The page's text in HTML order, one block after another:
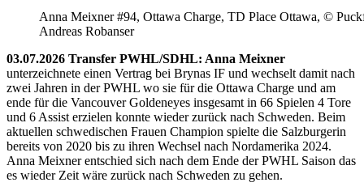
Anna Meixner #94, Ottawa Charge, TD Place Ottawa, ©
Andreas Robanser
03.07.2026 Transfer PWHL/SDHL: Anna Meixner
unterzeichnete einen Vertrag bei Brynas IF und wechselt damit nach
zwei Jahren in der PWHL wo sie für die Ottawa Charge und am
ende für die Vancouver Goldeneyes insgesamt in 66 Spielen 4 Tore
und 6 Assist erzielen konnte wieder zurück nach Schweden. Beim
aktuellen schwedischen Frauen Champion spielte die Salzburgerin
bereits von 2020 bis zu ihren Wechsel nach Nordamerika 2024.
Anna Meixner entschied sich nach dem Ende der PWHL Saison das
es wieder Zeit wäre zurück nach Schweden zu gehen.